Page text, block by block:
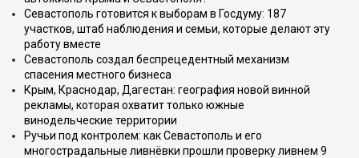
Севастополь готовится к выборам в Госдуму: 187
участков, штаб наблюдения и семьи, которые делают эту
работу вместе
Севастополь создал беспрецедентный механизм
спасения местного бизнеса
Крым, Краснодар, Дагестан: география новой винной
рекламы, которая охватит только южные
винодельческие территории
Ручьи под контролем: как Севастополь и его
многострадальные ливнёвки прошли проверку ливнем 9